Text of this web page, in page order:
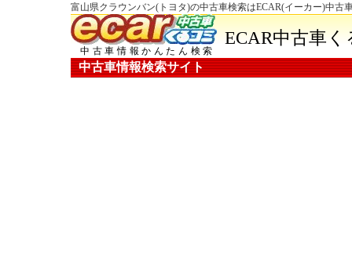
富山県クラウンバン(トヨタ)の中古車検索はECAR(イーカー)中古
中古車情報かんたん検索
ECAR中古車
中古車情報検索サイト